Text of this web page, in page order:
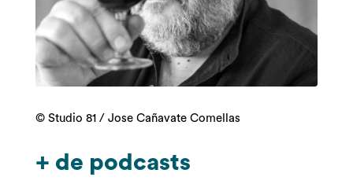
© Studio 81 / Jose Cañavate Comellas
+ de podcasts